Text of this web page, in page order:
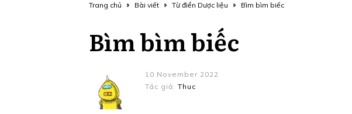
Trang chủ Bài viết Từ điển Dược liệu Bìm bìm biếc
Bìm bìm biếc
10 November 2022
Tác giả: Thuc